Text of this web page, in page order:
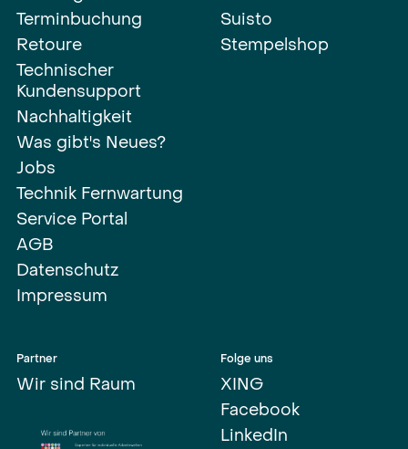
Terminbuchung
Retoure
Technischer
Kundensupport
Nachhaltigkeit
Was gibt's Neues?
Jobs
Technik Fernwartung
Service Portal
AGB
Datenschutz
Impressum
Suisto
Stempelshop
Partner
Wir sind Raum
Folge uns
XING
Facebook
LinkedIn